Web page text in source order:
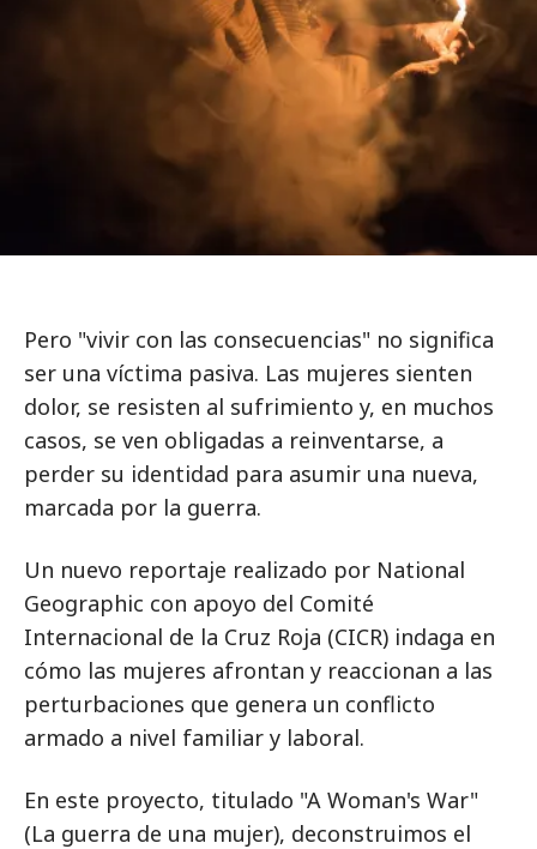
Pero "vivir con las consecuencias" no significa
ser una víctima pasiva. Las mujeres sienten
dolor, se resisten al sufrimiento y, en muchos
casos, se ven obligadas a reinventarse, a
perder su identidad para asumir una nueva,
marcada por la guerra.
Un nuevo reportaje realizado por National
Geographic con apoyo del Comité
Internacional de la Cruz Roja (CICR) indaga en
cómo las mujeres afrontan y reaccionan a las
perturbaciones que genera un conflicto
armado a nivel familiar y laboral.
En este proyecto, titulado "A Woman's War"
(La guerra de una mujer), deconstruimos el